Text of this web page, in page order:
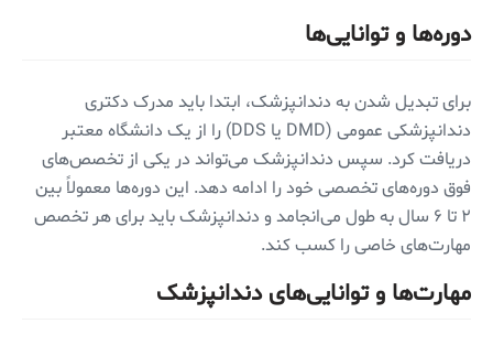
دوره‌ها و توانایی‌ها
برای تبدیل شدن به دندانپزشک، ابتدا باید مدرک دکتری
دندانپزشکی عمومی (DMD یا DDS) را از یک دانشگاه معتبر
دریافت کرد. سپس دندانپزشک می‌تواند در یکی از تخصص‌های
فوق دوره‌های تخصصی خود را ادامه دهد. این دوره‌ها معمولاً بین
۲ تا ۶ سال به طول می‌انجامد و دندانپزشک باید برای هر تخصص
مهارت‌های خاصی را کسب کند.
مهارت‌ها و توانایی‌های دندانپزشک